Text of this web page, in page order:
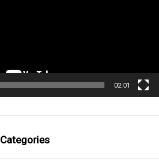
02:01
Categories